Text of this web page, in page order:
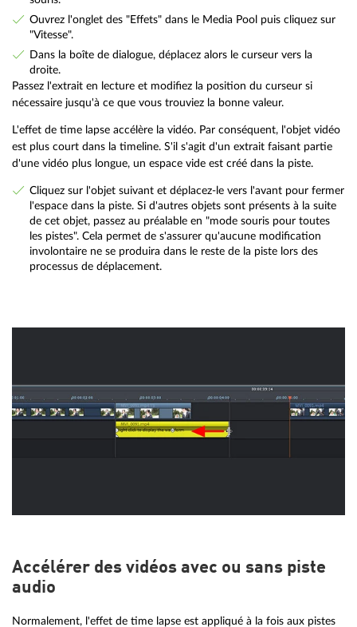
Ouvrez l'onglet des "Effets" dans le Media Pool puis cliquez sur
"Vitesse".
Dans la boîte de dialogue, déplacez alors le curseur vers la
droite.
Passez l'extrait en lecture et modifiez la position du curseur si
nécessaire jusqu'à ce que vous trouviez la bonne valeur.
L'effet de time lapse accélère la vidéo. Par conséquent, l'objet vidéo
est plus court dans la timeline. S'il s'agit d'un extrait faisant partie
d'une vidéo plus longue, un espace vide est créé dans la piste.
Cliquez sur l'objet suivant et déplacez-le vers l'avant pour fermer
l'espace dans la piste. Si d'autres objets sont présents à la suite
de cet objet, passez au préalable en "mode souris pour toutes
les pistes". Cela permet de s'assurer qu'aucune modification
involontaire ne se produira dans le reste de la piste lors des
processus de déplacement.
Accélérer des vidéos avec ou sans piste
audio
Normalement, l'effet de time lapse est appliqué à la fois aux pistes